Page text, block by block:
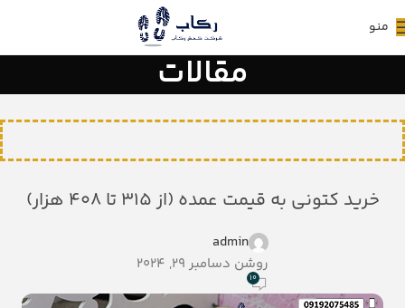
منو
مقالات
خرید کتونی به قیمت عمده (از ۳۱۵ تا ۴۰۸ هزار)
admin
روشن دسامبر 29, 2024
10